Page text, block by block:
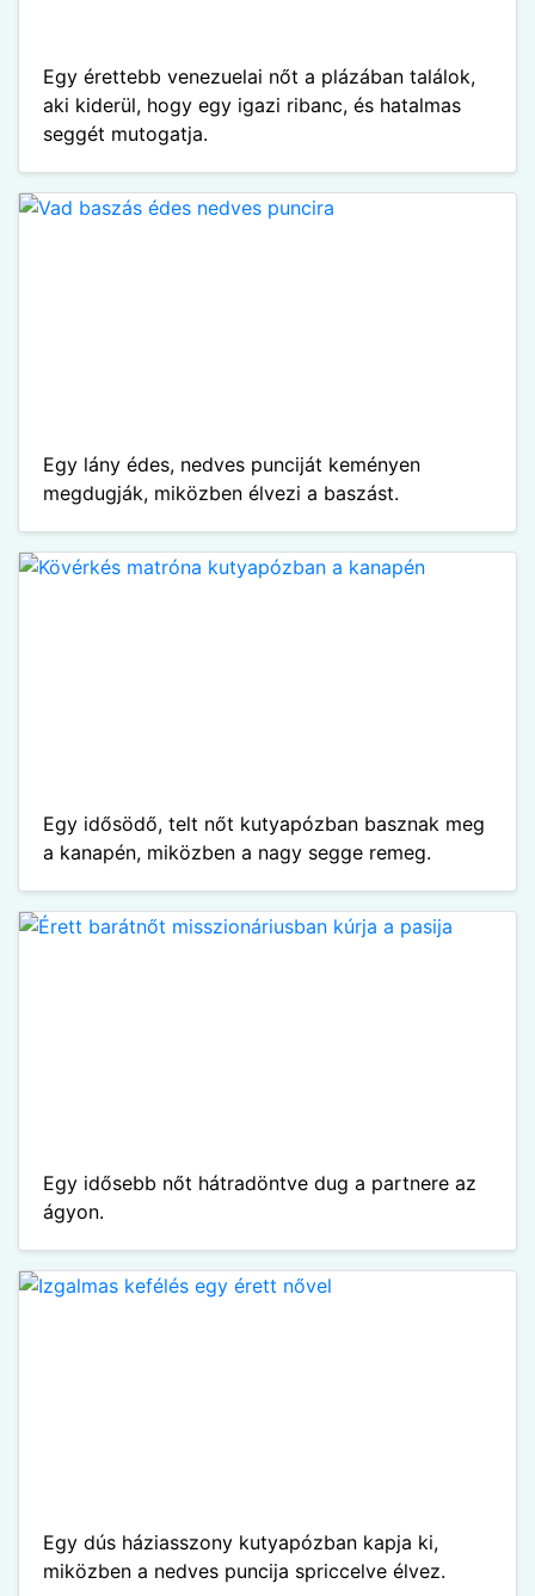
Egy érettebb venezuelai nőt a plázában találok,
aki kiderül, hogy egy igazi ribanc, és hatalmas
seggét mutogatja.
Egy lány édes, nedves punciját keményen
megdugják, miközben élvezi a baszást.
Egy idősödő, telt nőt kutyapózban basznak meg
a kanapén, miközben a nagy segge remeg.
Egy idősebb nőt hátradöntve dug a partnere az
ágyon.
Egy dús háziasszony kutyapózban kapja ki,
miközben a nedves puncija spriccelve élvez.